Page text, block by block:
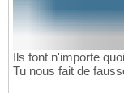
Ils font n'importe
Tu nous fait de